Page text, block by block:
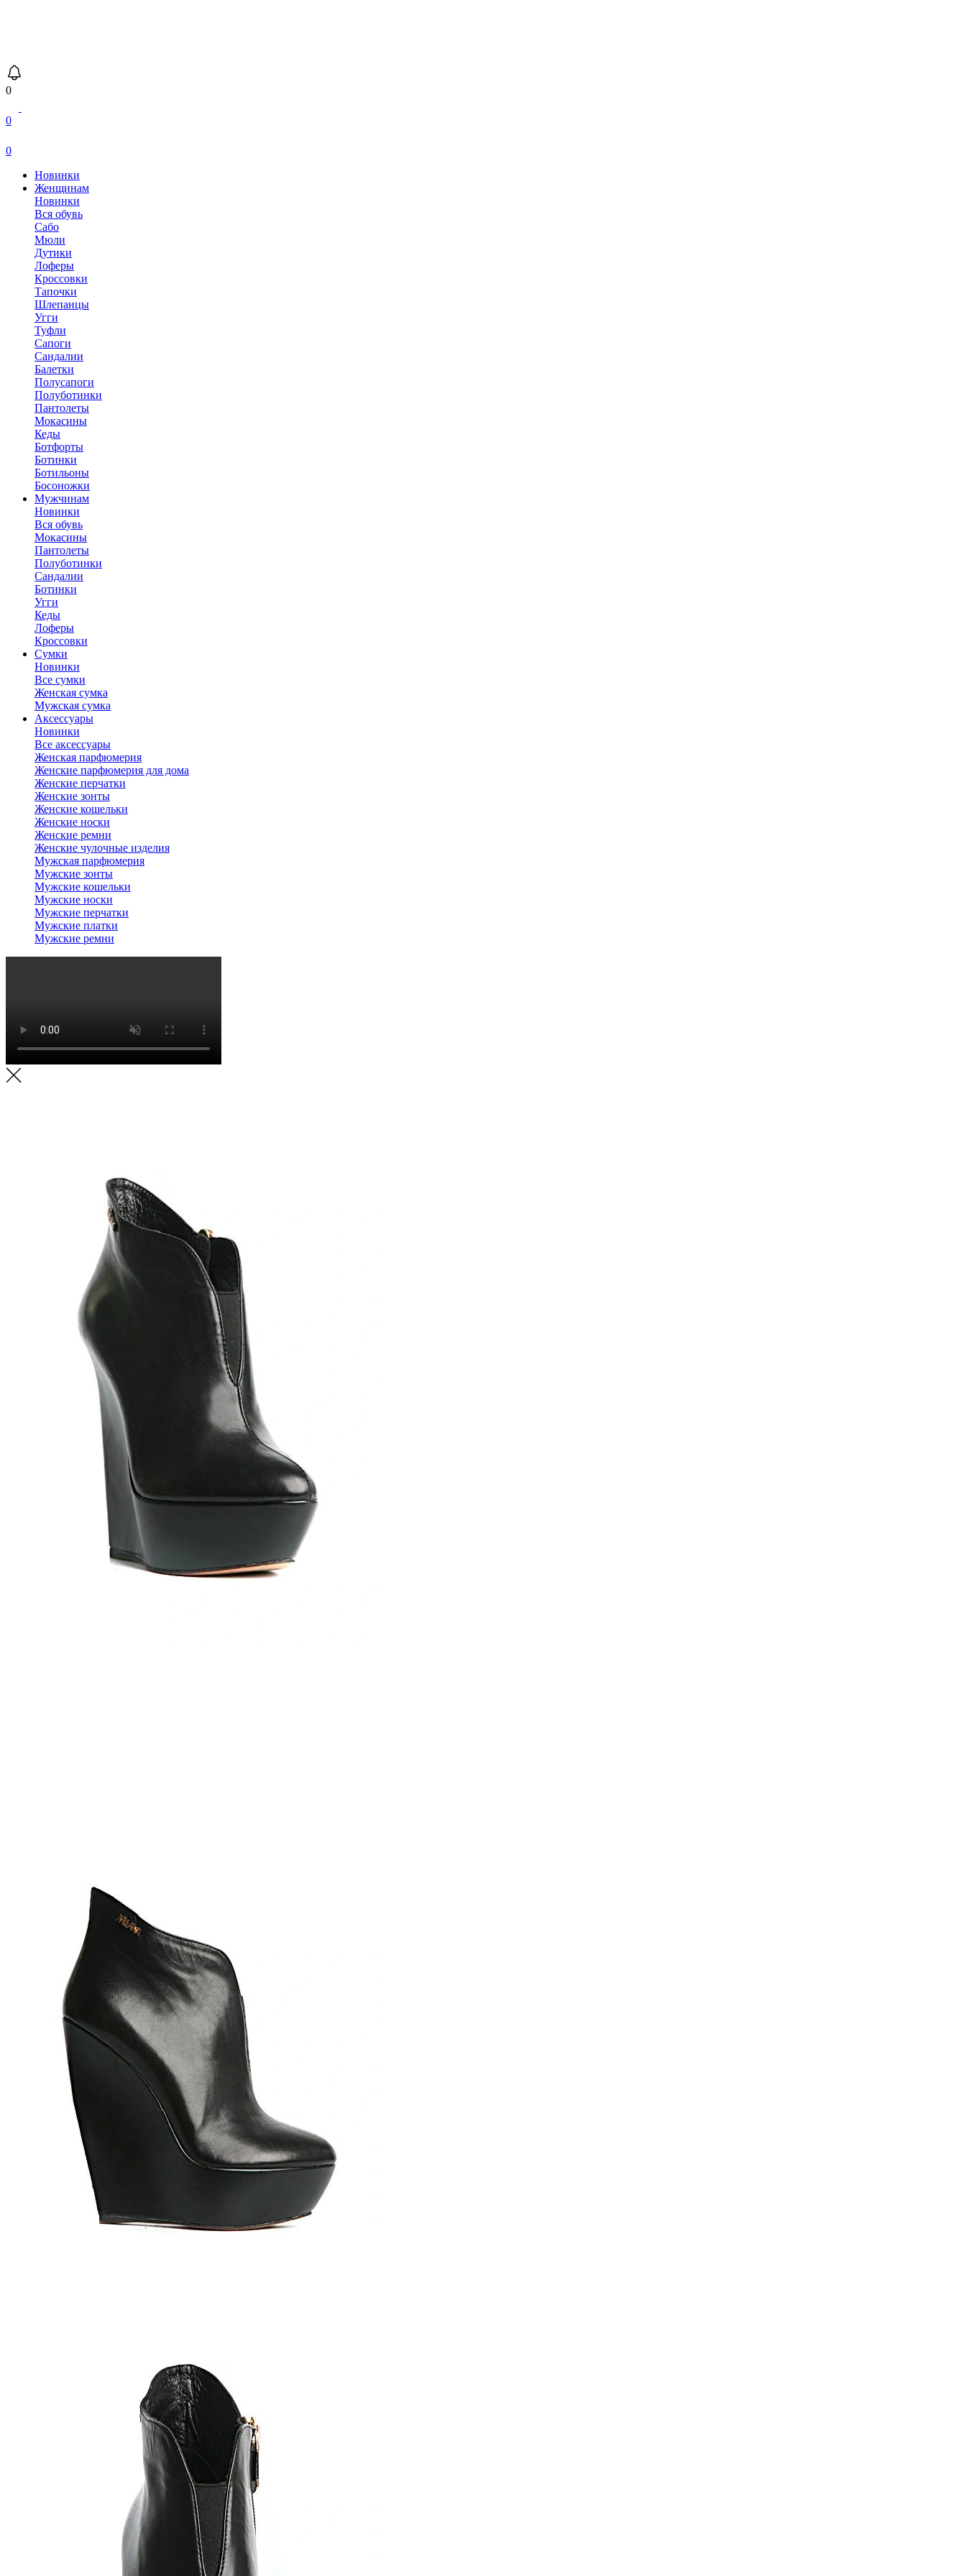
0
0
0
Новинки
Женщинам
Новинки
Вся обувь
Сабо
Мюли
Дутики
Лоферы
Кроссовки
Тапочки
Шлепанцы
Угги
Туфли
Сапоги
Сандалии
Балетки
Полусапоги
Полуботинки
Пантолеты
Мокасины
Кеды
Ботфорты
Ботинки
Ботильоны
Босоножки
Мужчинам
Новинки
Вся обувь
Мокасины
Пантолеты
Полуботинки
Сандалии
Ботинки
Угги
Кеды
Лоферы
Кроссовки
Сумки
Новинки
Все сумки
Женская сумка
Мужская сумка
Аксессуары
Новинки
Все аксессуары
Женская парфюмерия
Женские парфюмерия для дома
Женские перчатки
Женские зонты
Женские кошельки
Женские носки
Женские ремни
Женские чулочные изделия
Мужская парфюмерия
Мужские зонты
Мужские кошельки
Мужские носки
Мужские перчатки
Мужские платки
Мужские ремни